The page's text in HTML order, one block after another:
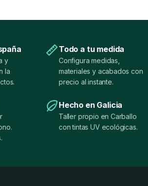
y
la
Todo a tu medida
Configura medidas,
materiales y acabados con
precio al instante.
Hecho en Galicia
Taller propio en Carballo
con tintas UV ecológicas.